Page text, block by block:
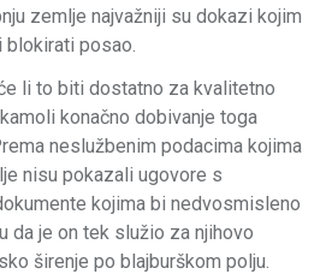
zemlje najvažniji su dokazi kojim
blokirati posao.
li to biti dostatno za kvalitetno
konačno dobivanje toga
neslužbenim podacima kojima
nisu pokazali ugovore s
kojima bi nedvosmisleno
da je on tek služio za njihovo
širenje po blajburškom polju.